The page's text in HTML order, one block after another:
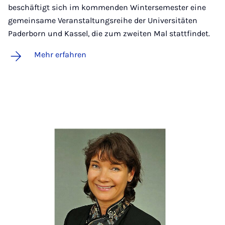
beschäftigt sich im kommenden Wintersemester eine
gemeinsame Veranstaltungsreihe der Universitäten
Paderborn und Kassel, die zum zweiten Mal stattfindet.
Mehr erfahren